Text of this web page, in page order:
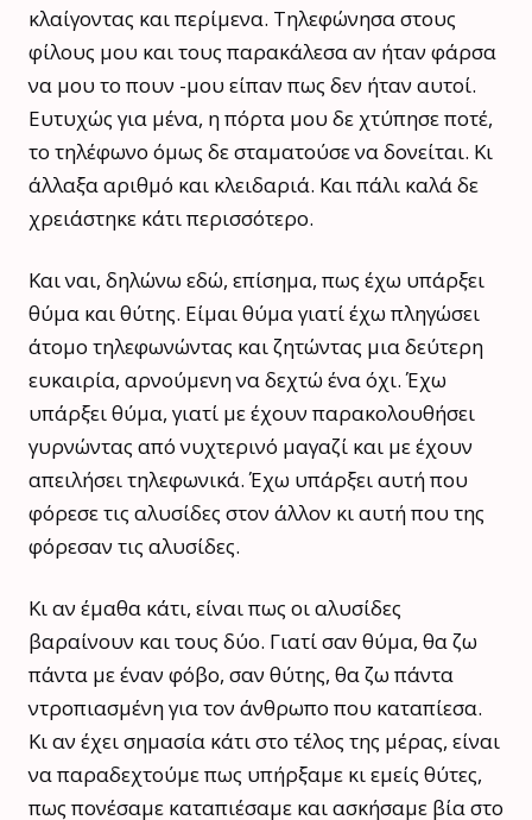
κλαίγοντας και περίμενα. Τηλεφώνησα στους
φίλους μου και τους παρακάλεσα αν ήταν φάρσα
να μου το πουν -μου είπαν πως δεν ήταν αυτοί.
Ευτυχώς για μένα, η πόρτα μου δε χτύπησε ποτέ,
το τηλέφωνο όμως δε σταματούσε να δονείται. Κι
άλλαξα αριθμό και κλειδαριά. Και πάλι καλά δε
χρειάστηκε κάτι περισσότερο.
Και ναι, δηλώνω εδώ, επίσημα, πως έχω υπάρξει
θύμα και θύτης. Είμαι θύμα γιατί έχω πληγώσει
άτομο τηλεφωνώντας και ζητώντας μια δεύτερη
ευκαιρία, αρνούμενη να δεχτώ ένα όχι. Έχω
υπάρξει θύμα, γιατί με έχουν παρακολουθήσει
γυρνώντας από νυχτερινό μαγαζί και με έχουν
απειλήσει τηλεφωνικά. Έχω υπάρξει αυτή που
φόρεσε τις αλυσίδες στον άλλον κι αυτή που της
φόρεσαν τις αλυσίδες.
Κι αν έμαθα κάτι, είναι πως οι αλυσίδες
βαραίνουν και τους δύο. Γιατί σαν θύμα, θα ζω
πάντα με έναν φόβο, σαν θύτης, θα ζω πάντα
ντροπιασμένη για τον άνθρωπο που καταπίεσα.
Κι αν έχει σημασία κάτι στο τέλος της μέρας, είναι
να παραδεχτούμε πως υπήρξαμε κι εμείς θύτες,
πως πονέσαμε καταπιέσαμε και ασκήσαμε βία στο